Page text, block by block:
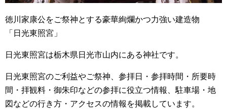
徳川家康公をご祭神とする豪華絢爛かつ力強い建造物
「日光東照宮」
日光東照宮は栃木県日光市山内にある神社です。
日光東照宮のご利益やご祭神、参拝日・参拝時間・所要時
間・拝観料・御朱印などの参拝に役立つ情報、駐車場・地
図などの行き方・アクセスの情報を掲載しています。